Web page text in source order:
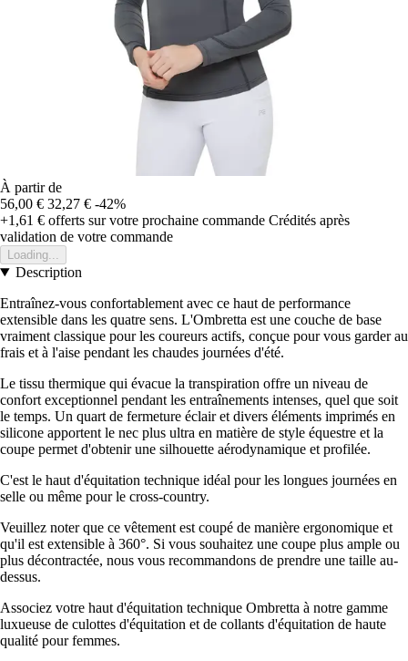
À partir de
56,00 € 32,27 € -42%
+1,61 € offerts sur votre prochaine commande Crédités après
validation de votre commande
Loading...
Description
Entraînez-vous confortablement avec ce haut de performance
extensible dans les quatre sens. L'Ombretta est une couche de base
vraiment classique pour les coureurs actifs, conçue pour vous garder au
frais et à l'aise pendant les chaudes journées d'été.
Le tissu thermique qui évacue la transpiration offre un niveau de
confort exceptionnel pendant les entraînements intenses, quel que soit
le temps. Un quart de fermeture éclair et divers éléments imprimés en
silicone apportent le nec plus ultra en matière de style équestre et la
coupe permet d'obtenir une silhouette aérodynamique et profilée.
C'est le haut d'équitation technique idéal pour les longues journées en
selle ou même pour le cross-country.
Veuillez noter que ce vêtement est coupé de manière ergonomique et
qu'il est extensible à 360°. Si vous souhaitez une coupe plus ample ou
plus décontractée, nous vous recommandons de prendre une taille au-
dessus.
Associez votre haut d'équitation technique Ombretta à notre gamme
luxueuse de culottes d'équitation et de collants d'équitation de haute
qualité pour femmes.